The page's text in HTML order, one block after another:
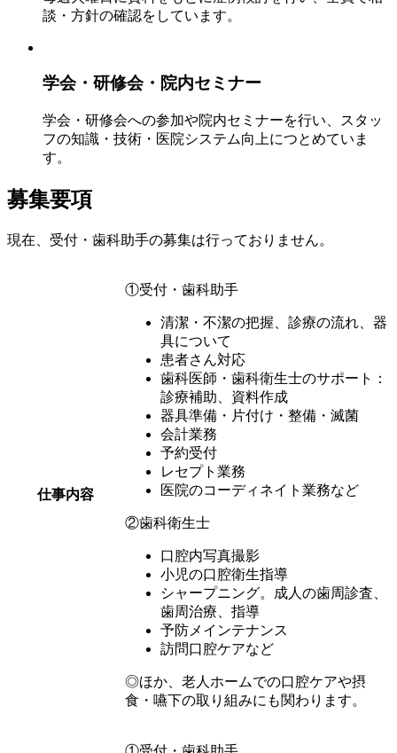
談・方針の確認をしています。
学会・研修会・院内セミナー
学会・研修会への参加や院内セミナーを行い、スタッ
フの知識・技術・医院システム向上につとめていま
す。
募集要項
現在、受付・歯科助手の募集は行っておりません。
仕事内容
①受付・歯科助手
清潔・不潔の把握、診療の流れ、器
具について
患者さん対応
歯科医師・歯科衛生士のサポート：
診療補助、資料作成
器具準備・片付け・整備・滅菌
会計業務
予約受付
レセプト業務
医院のコーディネイト業務など
②歯科衛生士
口腔内写真撮影
小児の口腔衛生指導
シャープニング。成人の歯周診査、
歯周治療、指導
予防メインテナンス
訪問口腔ケアなど
◎ほか、老人ホームでの口腔ケアや摂
食・嚥下の取り組みにも関わります。